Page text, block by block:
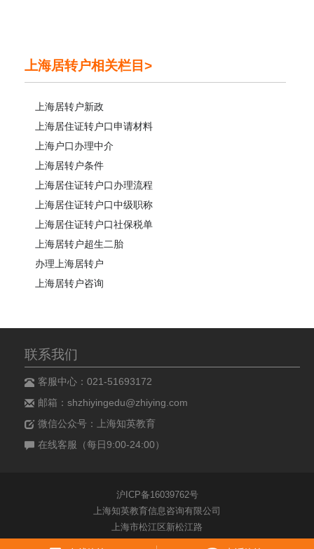
上海居转户相关栏目>
上海居转户新政
上海居住证转户口申请材料
上海户口办理中介
上海居转户条件
上海居住证转户口办理流程
上海居住证转户口中级职称
上海居住证转户口社保税单
上海居转户超生二胎
办理上海居转户
上海居转户咨询
联系我们
客服中心：021-51693172
邮箱：shzhiyingedu@zhiying.com
微信公众号：上海知英教育
在线客服（每日9:00-24:00）
沪ICP备16039762号
上海知英教育信息咨询有限公司
上海市松江区新松江路